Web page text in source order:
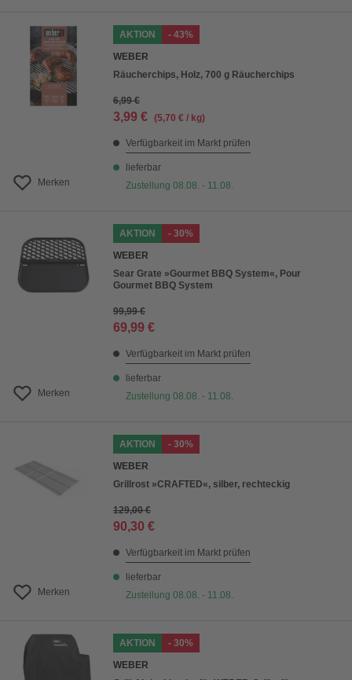
Merken
AKTION
- 43%
WEBER
Räucherchips, Holz, 700 g Räucherchips
6,99 €
3,99 € (5,70 € / kg)
Verfügbarkeit im Markt prüfen
lieferbar
Zustellung 08.08. - 11.08.
Merken
AKTION
- 30%
WEBER
Sear Grate »Gourmet BBQ System«, Pour
Gourmet BBQ System
99,99 €
69,99 €
Verfügbarkeit im Markt prüfen
lieferbar
Zustellung 08.08. - 11.08.
Merken
AKTION
- 30%
WEBER
Grillrost »CRAFTED«, silber, rechteckig
129,00 €
90,30 €
Verfügbarkeit im Markt prüfen
lieferbar
Zustellung 08.08. - 11.08.
AKTION
- 30%
WEBER